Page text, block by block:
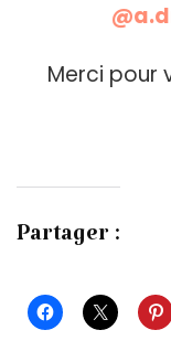
Merci pour
Partager :